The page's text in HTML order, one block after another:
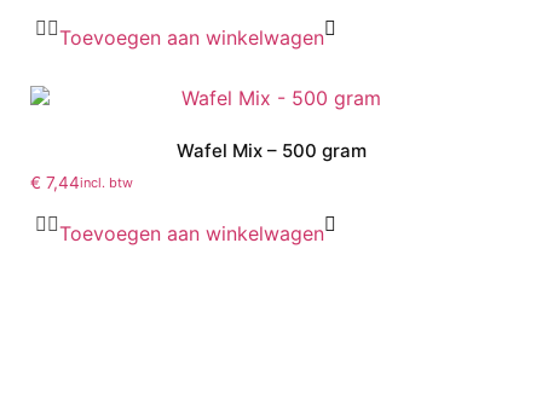
Toevoegen aan winkelwagen
Wafel Mix – 500 gram
€ 7,44incl. btw
Toevoegen aan winkelwagen